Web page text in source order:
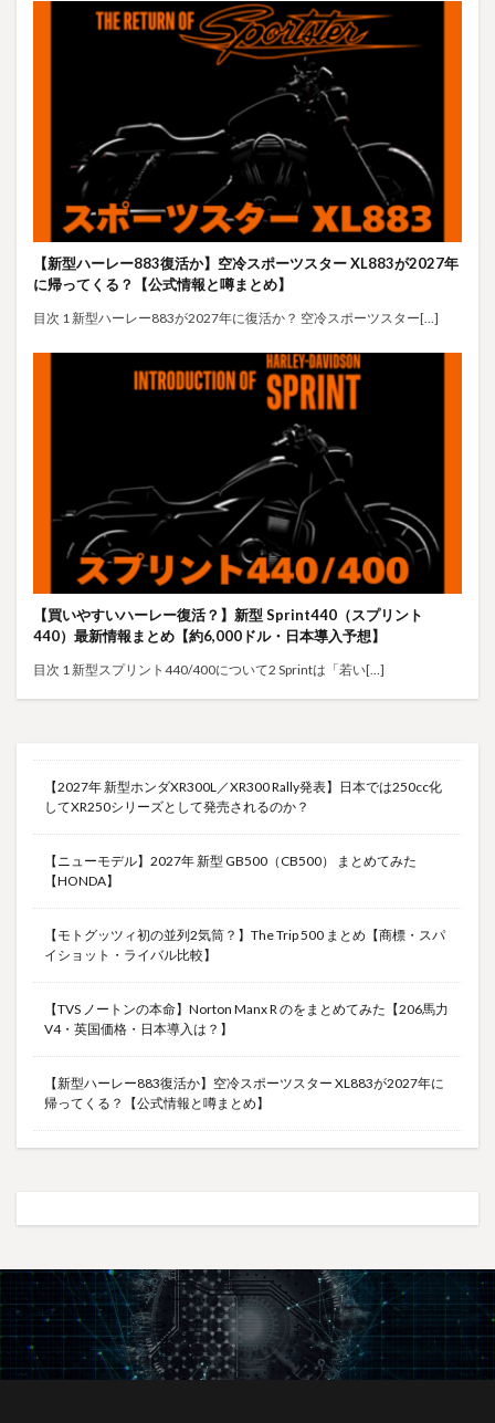
【新型ハーレー883復活か】空冷スポーツスター XL883が2027年
に帰ってくる？【公式情報と噂まとめ】
目次 1 新型ハーレー883が2027年に復活か？ 空冷スポーツスター[…]
【買いやすいハーレー復活？】新型 Sprint440（スプリント
440）最新情報まとめ【約6,000ドル・日本導入予想】
目次 1 新型スプリント440/400について2 Sprintは「若い[…]
【2027年 新型ホンダXR300L／XR300 Rally発表】日本では250cc化
してXR250シリーズとして発売されるのか？
【ニューモデル】2027年 新型 GB500（CB500） まとめてみた
【HONDA】
【モトグッツィ初の並列2気筒？】The Trip 500 まとめ【商標・スパ
イショット・ライバル比較】
【TVS ノートンの本命】Norton Manx R のをまとめてみた【206馬力
V4・英国価格・日本導入は？】
【新型ハーレー883復活か】空冷スポーツスター XL883が2027年に
帰ってくる？【公式情報と噂まとめ】